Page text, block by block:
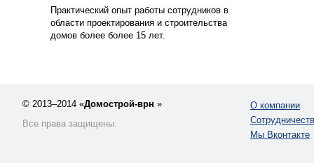
Практический опыт работы сотрудников в
области проектирования и строительства
домов более более 15 лет.
© 2013–2014 «Домострой-врн »
Все права защищены.
О компании
Мы Вконтакте